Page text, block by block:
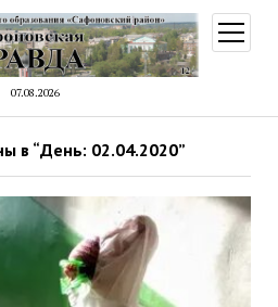
07.08.2026
меню
в “День: 02.04.2020”